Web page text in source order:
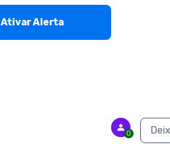
Ativar Alerta
0